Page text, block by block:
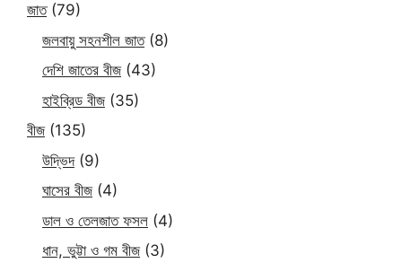
জাত (79)
জলবায়ু সহনশীল জাত (8)
দেশি জাতের বীজ (43)
হাইব্রিড বীজ (35)
বীজ (135)
উদ্ভিদ (9)
ঘাসের বীজ (4)
ডাল ও তেলজাত ফসল (4)
ধান, ভুট্টা ও গম বীজ (3)